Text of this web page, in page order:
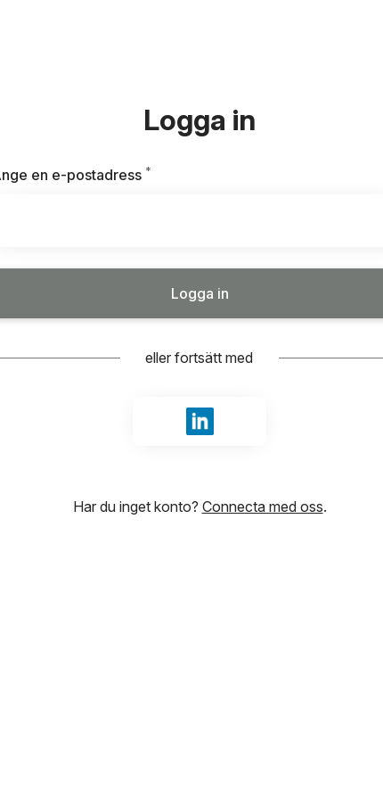
Logga in
en e-postadress *
Logga in
eller fortsätt med
Logga in med LinkedIn
Har du inget konto? Connecta med oss.